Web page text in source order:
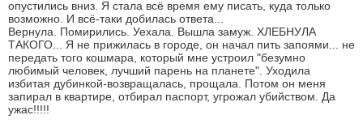
опустились вниз. Я стала всё время ему писать, куда только
возможно. И всё-таки добилась ответа...
Вернула. Помирились. Уехала. Вышла замуж. ХЛЕБНУЛА
ТАКОГО... Я не прижилась в городе, он начал пить запоями... не
передать того кошмара, который мне устроил "безумно
любимый человек, лучший парень на планете". Уходила
избитая дубинкой-возвращалась, прощала. Потом он меня
запирал в квартире, отбирал паспорт, угрожал убийством. Да
ужас!!!!!